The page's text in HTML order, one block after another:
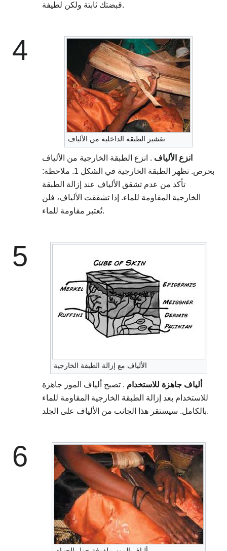
قبضتك ثابتة ولكن لطيفة.
4
تقشير الطبقة الداخلية من الألياف
انزع الألياف . انزع الطبقة الخارجية من الألياف
بحرص. تظهر الطبقة الخارجية في الشكل 1. ملاحظة:
تأكد من عدم تشقق الألياف عند إزالة الطبقة
الخارجية المقاومة للماء. إذا تشققت الألياف، فلن
تُعتبر مقاومة للماء.
5
الألياف مع إزالة الطبقة الخارجية
ألياف جاهزة للاستخدام . تصبح ألياف الموز جاهزة
للاستخدام بعد إزالة الطبقة الخارجية المقاومة للماء
بالكامل. سيستقر هذا الجانب من الألياف على الجلد.
6